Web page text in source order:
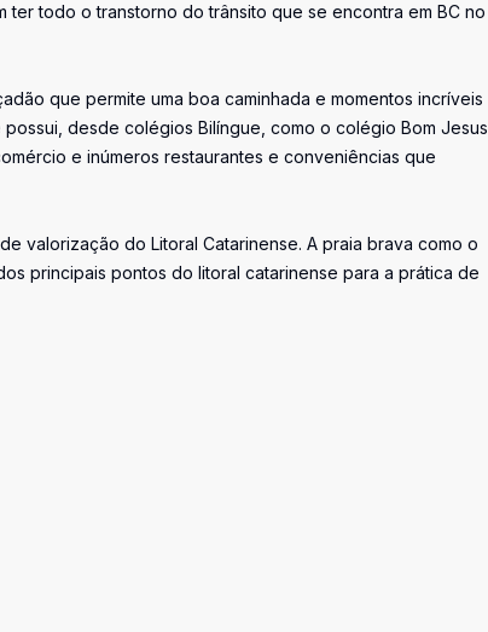
todo o transtorno do trânsito que se encontra em BC no
que permite uma boa caminhada e momentos incríveis
desde colégios Bilíngue, como o colégio Bom Jesus,
e inúmeros restaurantes e conveniências que
valorização do Litoral Catarinense. A praia brava como o
principais pontos do litoral catarinense para a prática de